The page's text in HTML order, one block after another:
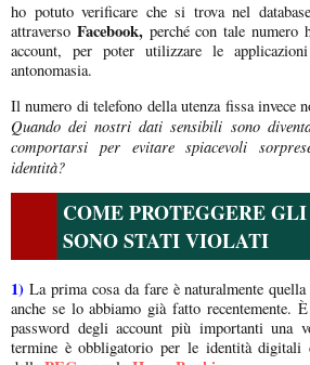
ho potuto verificare che si trova nel
attraverso Facebook,perché con tale numero
account, per poter utilizzare le
antonomasia.
Il numero di telefono della utenza fissa invece
Quando dei nostri dati sensibili sono
comportarsi per evitare spiacevoli
identità?
COME PROTEGGERE
SONO STATI VIOLATI
1) La prima cosa da fare è naturalmente
anche se lo abbiamo già fatto recentemente.
password degli account più importanti una
termine è obbligatorio per le identità digitali